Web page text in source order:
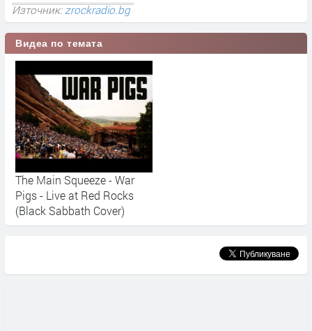
Източник:zrockradio.bg
Видеа по темата
The Main Squeeze - War
Pigs - Live at Red Rocks
(Black Sabbath Cover)